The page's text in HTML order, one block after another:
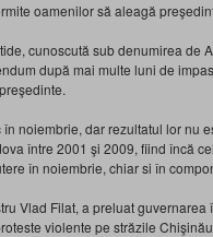
oamenilor să aleagă
cunoscută sub denumirea de
după mai multe luni de
noiembrie, dar rezultatul lor nu
între 2001 şi 2009, fiind încă
în noiembrie, chiar si în
Vlad Filat, a preluat
violente pe străzile